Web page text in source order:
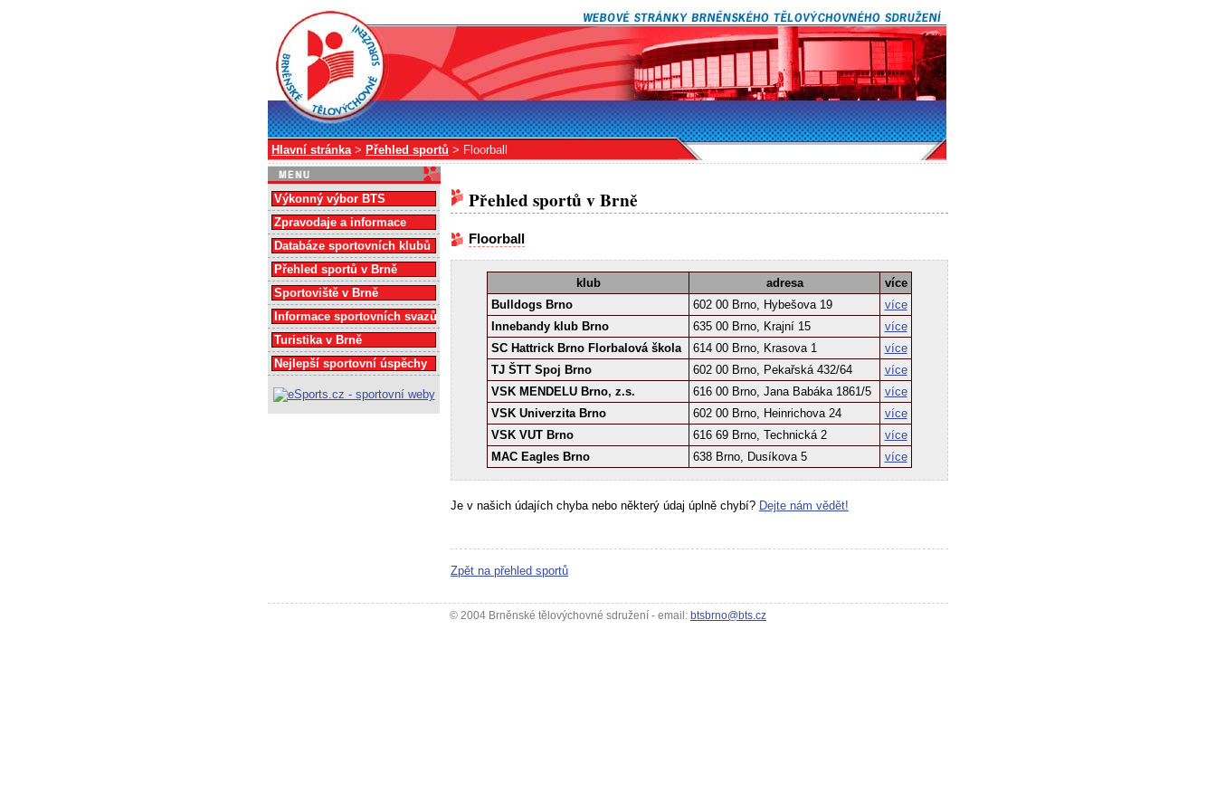
Hlavní stránka> Přehled sportů > Floorball
Přehled sportů v Brně
Floorball
klub adresa
více
Bulldogs Brno
602 00 Brno, Hybešova 19
více
Innebandy klub Brno
635 00 Brno, Krajní 15
více
SC Hattrick Brno Florbalová škola
614 00 Brno, Krasova 1
více
TJ ŠTT Spoj Brno
602 00 Brno, Pekařská 432/64
více
VSK MENDELU Brno, z.s.
616 00 Brno, Jana Babáka 1861/5
více
VSK Univerzita Brno
602 00 Brno, Heinrichova 24
více
VSK VUT Brno
616 69 Brno, Technická 2
více
MAC Eagles Brno
638 Brno, Dusíkova 5 více
Je v našich údajích chyba nebo některý údaj úplně chybí? Dejte nám vědět!
Zpět na přehled sportů
Výkonný výbor BTS
Zpravodaje a informace
Databáze sportovních klubů
Přehled sportů v Brně
Sportoviště v Brně
Informace sportovních svazů
Turistika v Brně
Nejlepší sportovní úspěchy
© 2004 Brněnské tělovýchovné sdružení - email: btsbrno@bts.cz